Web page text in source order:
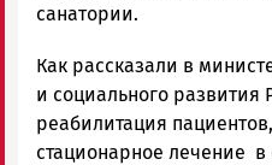
Петрозаводска
Карелии
|
Петрозаводск
ГОВОРИТ
санатории.
Как рассказали в
и социального развития
реабилитация
стационарное лечение